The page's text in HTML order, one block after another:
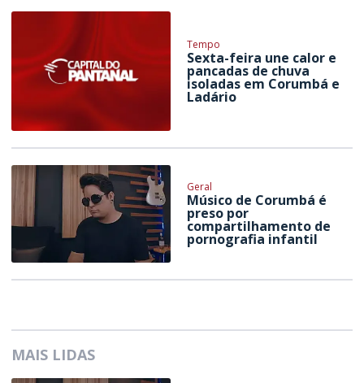
Tempo
Sexta-feira une calor e
pancadas de chuva
isoladas em Corumbá e
Ladário
Geral
Músico de Corumbá é
preso por
compartilhamento de
pornografia infantil
MAIS LIDAS